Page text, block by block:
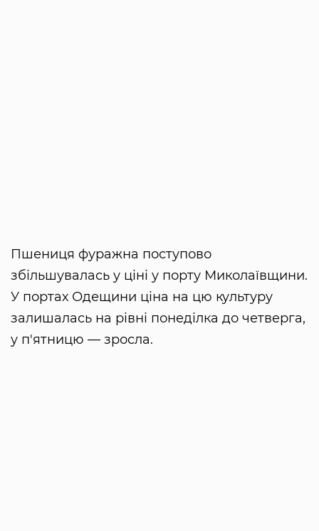
Пшениця фуражна поступово
збільшувалась у ціні у порту Миколаївщини.
У портах Одещини ціна на цю культуру
залишалась на рівні понеділка до четверга,
у п'ятницю — зросла.